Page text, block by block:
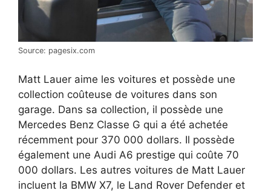
Source: pagesix.com
Matt Lauer aime les voitures et possède une
collection coûteuse de voitures dans son
garage. Dans sa collection, il possède une
Mercedes Benz Classe G qui a été achetée
récemment pour 370 000 dollars. Il possède
également une Audi A6 prestige qui coûte 70
000 dollars. Les autres voitures de Matt Lauer
incluent la BMW X7, le Land Rover Defender et